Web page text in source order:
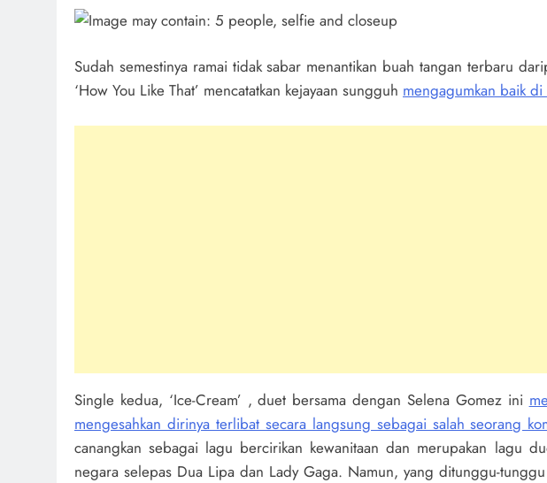
Sudah semestinya ramai tidak sabar menantikan buah tangan terbaru
‘How You Like That’ mencatatkan kejayaan sungguh mengagumkan baik di
Single kedua, ‘Ice-Cream’ , duet bersama dengan Selena Gomez ini
mengesahkan dirinya terlibat secara langsung sebagai salah seorang
canangkan sebagai lagu bercirikan kewanitaan dan merupakan lagu
negara selepas Dua Lipa dan Lady Gaga. Namun, yang ditunggu-